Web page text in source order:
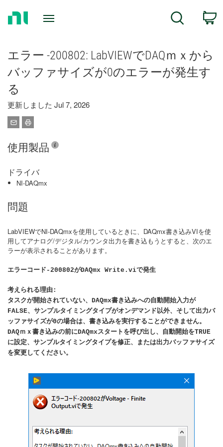
Search
エラー -200802: LabVIEWでDAQｍｘから
バッファサイズが0のエラーが発生す
る
更新しました Jul 7, 2026
使用製品
ドライバ
NI-DAQmx
問題
LabVIEWでNI-DAQmxを使用しているときに、DAQmx書き込みVIを使
用してアナログ/デジタル/カウンタ出力を書き込もうとすると、次のエ
ラーが表示されることがあります。
エラーコード-200802がDAQmx Write.viで発生
考えられる理由:
タスクが開始されていない、DAQmx書き込みへの自動開始入力が
FALSE、サンプルタイミングタイプがオンデマンド以外、そして出力バ
ッファサイズが0の場合は、書き込みを実行することができません。
DAQｍｘ書き込みの前にDAQmxスタートを呼び出し、自動開始をTRUE
に設定、サンプルタイミングタイプを修正、または出力バッファサイズ
を変更してください。